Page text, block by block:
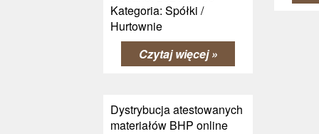
Kategoria: Spółki /
Hurtownie
Czytaj więcej »
Dystrybucja atestowanych
materiałów BHP online